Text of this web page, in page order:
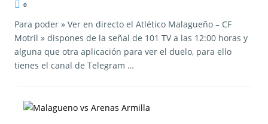
0
Para poder » Ver en directo el Atlético Malagueño – CF
Motril » dispones de la señal de 101 TV a las 12:00 horas y
alguna que otra aplicación para ver el duelo, para ello
tienes el canal de Telegram …